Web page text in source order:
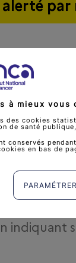
une
à mieux vous
des cookies
de santé
conservés
en bas de